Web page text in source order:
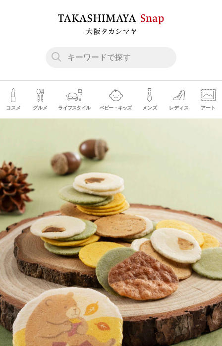
コスメ グルメ ライフスタイル ベビー・キッズ メンズ レディス アート